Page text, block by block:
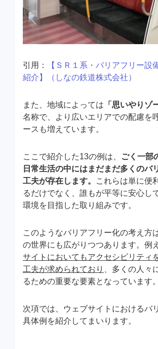
引用：
【ＳＲ１系・バリアフリー設
紹介】（しなの鉄道株式会社）
また、地域によっては 「思いやりゾ
名称で、より広いエリアでの配慮を
ースも増えています。
ここで紹介した13の例は、
ごく一部
日常生活の中にはまだまだ多くのバ
工夫が存在します。
これらは単に便
るだけでなく、誰もが平等に安心し
環境を目指した取り組みです。
このようなバリアフリー化の考え方
の世界にも広がりつつあります。例
サイトにおいてもアクセシビリティ
工夫が求められており
、多くの人々
るための重要な要素となっています。
次項では、ウェブサイトにおけるバ
具体例を紹介してまいります。